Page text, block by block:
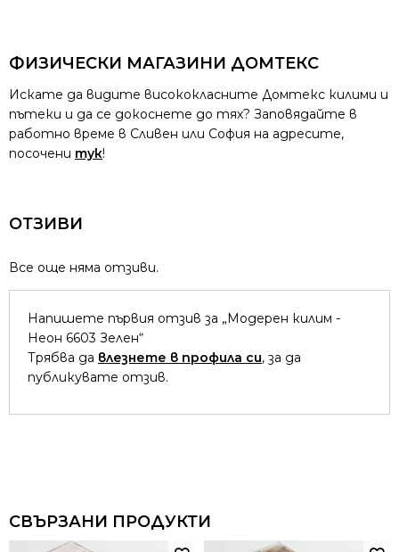
ФИЗИЧЕСКИ МАГАЗИНИ ДОМТЕКС
Искате да видите висококласните Домтекс килими и
пътеки и да се докоснете до тях? Заповядайте в
работно време в Сливен или София на адресите,
посочени тук!
ОТЗИВИ
Все още няма отзиви.
Напишете първия отзив за „Модерен килим -
Неон 6603 Зелен“
Трябва да влезнете в профила си, за да
публикувате отзив.
СВЪРЗАНИ ПРОДУКТИ